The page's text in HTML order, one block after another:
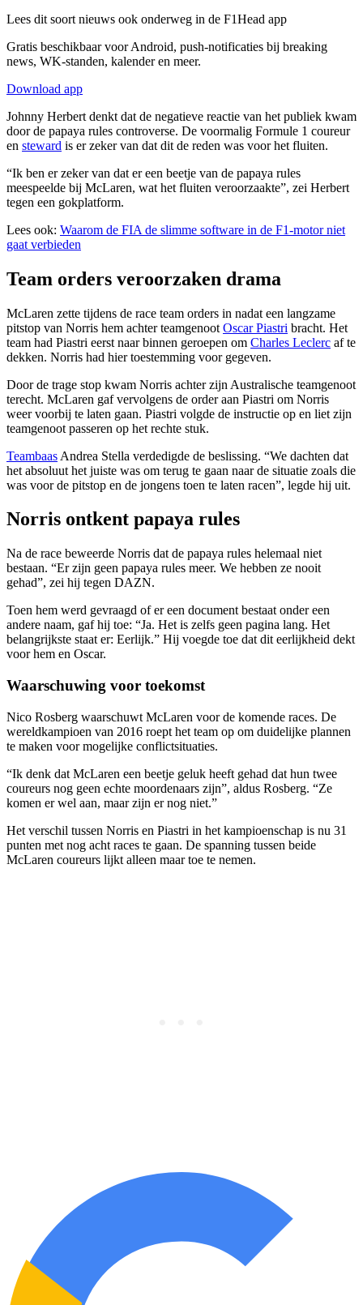
Lees dit soort nieuws ook onderweg in de F1Head app
Gratis beschikbaar voor Android, push-notificaties bij breaking
news, WK-standen, kalender en meer.
Download app
Johnny Herbert denkt dat de negatieve reactie van het publiek kwam
door de papaya rules controverse. De voormalig Formule 1 coureur
en steward is er zeker van dat dit de reden was voor het fluiten.
“Ik ben er zeker van dat er een beetje van de papaya rules
meespeelde bij McLaren, wat het fluiten veroorzaakte”, zei Herbert
tegen een gokplatform.
Lees ook: Waarom de FIA de slimme software in de F1-motor niet
gaat verbieden
Team orders veroorzaken drama
McLaren zette tijdens de race team orders in nadat een langzame
pitstop van Norris hem achter teamgenoot Oscar Piastri bracht. Het
team had Piastri eerst naar binnen geroepen om Charles Leclerc af te
dekken. Norris had hier toestemming voor gegeven.
Door de trage stop kwam Norris achter zijn Australische teamgenoot
terecht. McLaren gaf vervolgens de order aan Piastri om Norris
weer voorbij te laten gaan. Piastri volgde de instructie op en liet zijn
teamgenoot passeren op het rechte stuk.
Teambaas Andrea Stella verdedigde de beslissing. “We dachten dat
het absoluut het juiste was om terug te gaan naar de situatie zoals die
was voor de pitstop en de jongens toen te laten racen”, legde hij uit.
Norris ontkent papaya rules
Na de race beweerde Norris dat de papaya rules helemaal niet
bestaan. “Er zijn geen papaya rules meer. We hebben ze nooit
gehad”, zei hij tegen DAZN.
Toen hem werd gevraagd of er een document bestaat onder een
andere naam, gaf hij toe: “Ja. Het is zelfs geen pagina lang. Het
belangrijkste staat er: Eerlijk.” Hij voegde toe dat dit eerlijkheid dekt
voor hem en Oscar.
Waarschuwing voor toekomst
Nico Rosberg waarschuwt McLaren voor de komende races. De
wereldkampioen van 2016 roept het team op om duidelijke plannen
te maken voor mogelijke conflictsituaties.
“Ik denk dat McLaren een beetje geluk heeft gehad dat hun twee
coureurs nog geen echte moordenaars zijn”, aldus Rosberg. “Ze
komen er wel aan, maar zijn er nog niet.”
Het verschil tussen Norris en Piastri in het kampioenschap is nu 31
punten met nog acht races te gaan. De spanning tussen beide
McLaren coureurs lijkt alleen maar toe te nemen.